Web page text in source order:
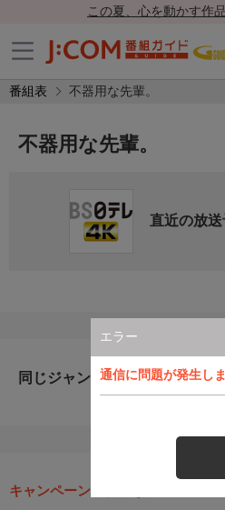
この夏、心を動かす作
番組表 不器用な先輩。
エラー
通信に問題が発生し
不器用な先輩。
直近の放
同じジャンルのおすすめ番組
キャンペーン・お得な情報